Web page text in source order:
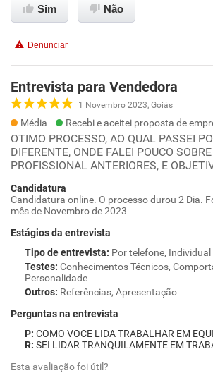
Sim Não
Denunciar
Entrevista para Vendedora
1 Novembro 2023, Goiás
Média Recebi e aceitei proposta de
OTIMO PROCESSO, AO QUAL PASSEI
DIFERENTE, ONDE FALEI POUCO
PROFISSIONAL ANTERIORES, E
Candidatura
Candidatura online. O processo durou 2 Dia.
mês de Novembro de 2023
Estágios da entrevista
Tipo de entrevista: Por telefone, Individual
Testes: Conhecimentos Técnicos,
Personalidade
Outros: Referências, Apresentação
Perguntas na entrevista
COMO VOCE LIDA TRABALHAR EM
SEI LIDAR TRANQUILAMENTE EM
Esta avaliação foi útil?